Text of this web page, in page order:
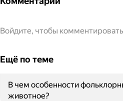
Войдите, чтобы комментировать
Ещё по теме
В чем особенности
животное?